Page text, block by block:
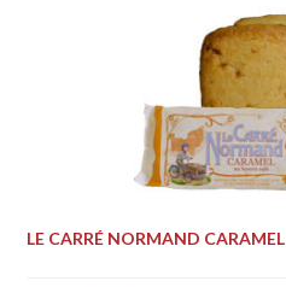
LE CARRÉ NORMAND CARAMEL